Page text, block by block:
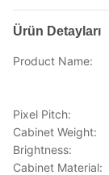
Ürün Detayları
Product Name:
Pixel Pitch:
Cabinet Weight:
Brightness:
Cabinet Material: